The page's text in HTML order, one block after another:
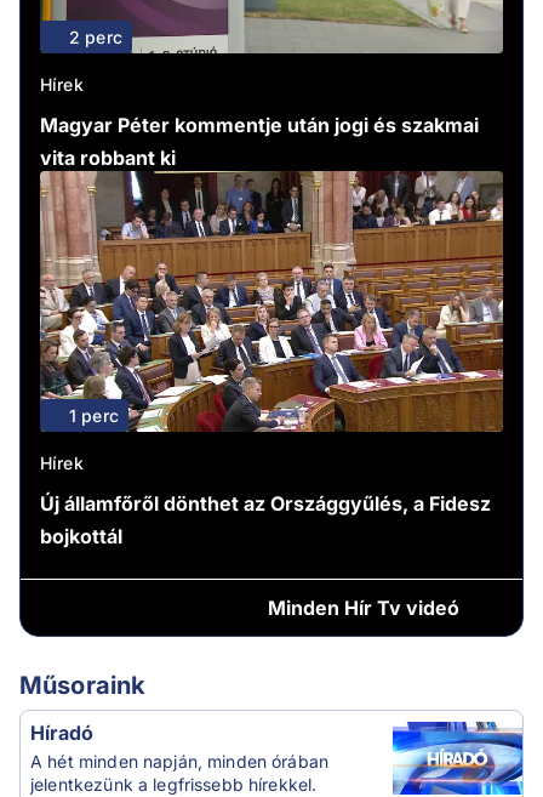
2 perc
Hírek
Magyar Péter kommentje után jogi és szakmai
vita robbant ki
1 perc
Hírek
Új államfőről dönthet az Országgyűlés, a Fidesz
bojkottál
Minden Hír Tv videó
Műsoraink
Híradó
A hét minden napján, minden órában
jelentkezünk a legfrissebb hírekkel.